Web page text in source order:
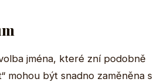
jména, které zní podobně
mohou být snadno zaměněna s